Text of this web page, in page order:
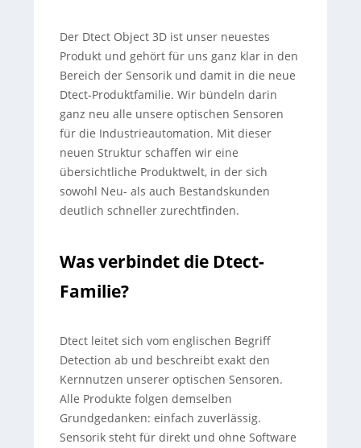
Der Dtect Object 3D ist unser neuestes
Produkt und gehört für uns ganz klar in den
Bereich der Sensorik und damit in die neue
Dtect-Produktfamilie. Wir bündeln darin
ganz neu alle unsere optischen Sensoren
für die Industrieautomation. Mit dieser
neuen Struktur schaffen wir eine
übersichtliche Produktwelt, in der sich
sowohl Neu- als auch Bestandskunden
deutlich schneller zurechtfinden.
Was verbindet die Dtect-
Familie?
Dtect leitet sich vom englischen Begriff
Detection ab und beschreibt exakt den
Kernnutzen unserer optischen Sensoren.
Alle Produkte folgen demselben
Grundgedanken: einfach zuverlässig.
Sensorik steht für direkt und ohne Software